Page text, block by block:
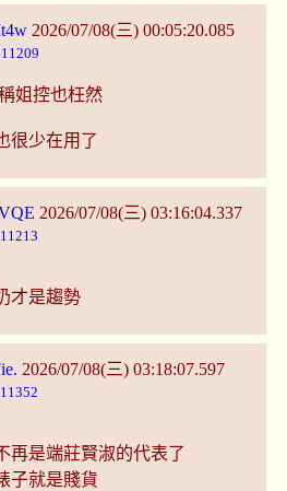
2026/07/08(三) 00:05:20.085
姐控也枉然
很少在用了
2026/07/08(三) 03:16:04.337
才是趨勢
2026/07/08(三) 03:18:07.597
再是端莊賢淑的代表了
子就是賤貨